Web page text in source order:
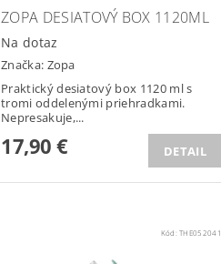
ZOPA DESIATOVÝ BOX 1120ML
Na dotaz
Značka: Zopa
Praktický desiatový box 1120 ml s
tromi oddelenými priehradkami.
Nepresakuje,...
17,90 € DETAIL
Kód:THE052041